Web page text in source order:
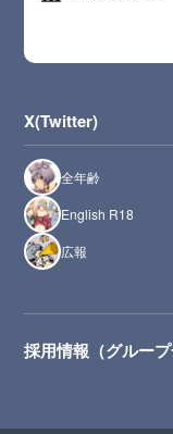
X(Twitter)
全年齢
English R18
広報
採用情報（グループ